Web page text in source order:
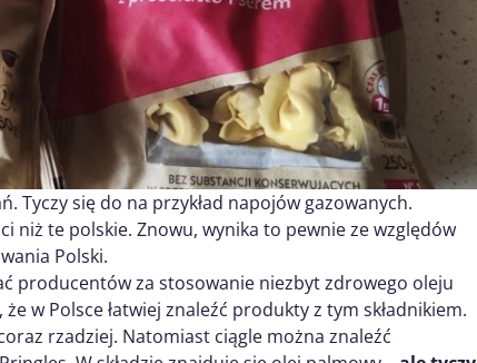
Tyczy się do na przykład napojów gazowanych.
niż te polskie. Znowu, wynika to pewnie ze względów
Polski.
producentów za stosowanie niezbyt zdrowego oleju
w Polsce łatwiej znaleźć produkty z tym składnikiem.
rzadziej. Natomiast ciągle można znaleźć